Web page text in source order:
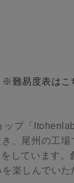
※難易度表はこ
プ「
、尾州の工
しています
楽しんでいた